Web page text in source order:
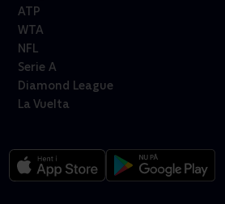
ATP
WTA
NFL
Serie A
Diamond League
La Vuelta